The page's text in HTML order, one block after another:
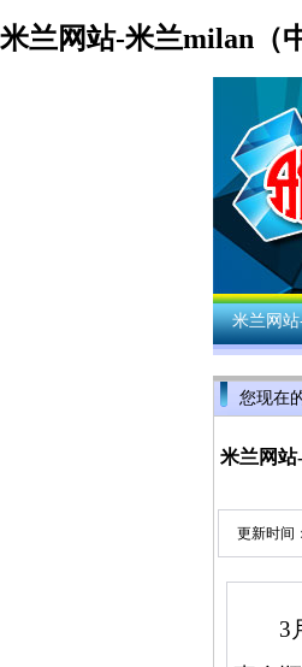
米兰网站-米兰milan（
米兰网
您现在
米兰网站
更新时间
3